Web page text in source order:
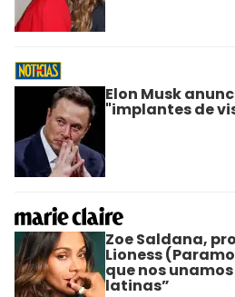
Elon Musk
"implantes de
Zoe Saldana,
Lioness
que nos
latinas”